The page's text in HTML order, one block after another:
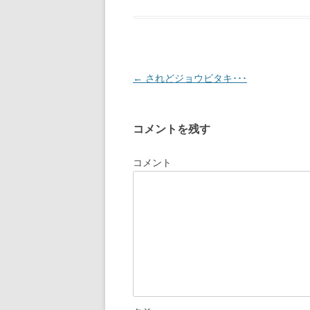
投
ビ
ー
← されどジョウビタキ･･･
コメントを残す
コメント